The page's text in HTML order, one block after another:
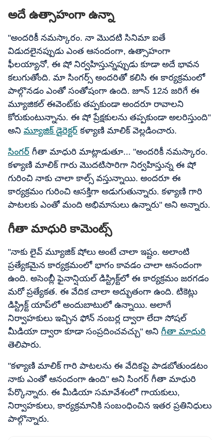
అదే ఉత్సాహంగా ఉన్నా
"అందరికీ నమస్కారం. నా మొదటి సినిమా ఐతే
విడుదలైనప్పుడు ఎంత ఆనందంగా, ఉత్సాహంగా
ఫీలయ్యానో, ఈ షో నిర్వహిస్తున్నప్పుడు కూడా అదే భావన
కలుగుతోంది. మా సింగర్స్ అందరితో కలిసి ఈ కార్యక్రమంలో
పాల్గొనడం ఎంతో సంతోషంగా ఉంది. జూన్ 12న జరిగే ఈ
మ్యూజికల్ ఈవెంట్‌కు తప్పకుండా అందరూ రావాలని
కోరుకుంటున్నాను. ఈ షో ప్రేక్షకులను తప్పకుండా అలరిస్తుంది"
అని మ్యూజిక్ డైరెక్టర్ కళ్యాణి మాలిక్ వెల్లడించారు.
సింగర్ గీతా మాధురి మాట్లాడుతూ... "అందరికీ నమస్కారం.
కళ్యాణి మాలిక్ గారు మొదటిసారిగా నిర్వహిస్తున్న ఈ షో
గురించి నాకు చాలా కాల్స్ వస్తున్నాయి. అందరూ ఈ
కార్యక్రమం గురించి ఆసక్తిగా అడుగుతున్నారు. కళ్యాణి గారి
పాటలకు ఎంతో మంది అభిమానులు ఉన్నారు" అని అన్నారు.
గీతా మాధురి కామెంట్స్
"నాకు లైవ్ మ్యూజిక్ షోలు అంటే చాలా ఇష్టం. అలాంటి
ప్రత్యేకమైన కార్యక్రమంలో భాగం కావడం చాలా ఆనందంగా
ఉంది. అసెంబ్లీ ఫైనాన్షియల్ డిస్ట్రిక్ట్‌లో ఈ కార్యక్రమం జరగడం
మరో ప్రత్యేకత. ఈ వేదిక చాలా అద్భుతంగా ఉంది. టికెట్లు
డిస్ట్రిక్ట్ యాప్‌లో అందుబాటులో ఉన్నాయి. అలాగే
నిర్వాహకులు ఇచ్చిన ఫోన్ నంబర్ల ద్వారా లేదా సోషల్
మీడియా ద్వారా కూడా సంప్రదించవచ్చు" అని గీతా మాధురి
తెలిపారు.
"కళ్యాణి మాలిక్ గారి పాటలను ఈ వేదికపై పాడబోతుండటం
నాకు ఎంతో ఆనందంగా ఉంది" అని సింగర్ గీతా మాధురి
పేర్కొన్నారు. ఈ మీడియా సమావేశంలో గాయకులు,
నిర్వాహకులు, కార్యక్రమానికి సంబంధించిన ఇతర ప్రతినిధులు
పాల్గొన్నారు.